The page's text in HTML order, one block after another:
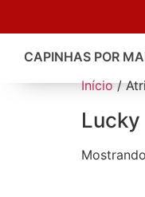
CAPINHAS POR
Início/
Lucky